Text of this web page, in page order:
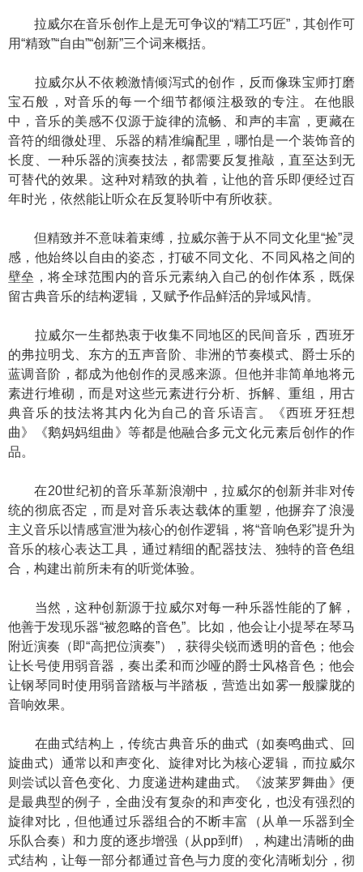
拉威尔在音乐创作上是无可争议的“精工巧匠”，其创作可
用“精致”“自由”“创新”三个词来概括。
拉威尔从不依赖激情倾泻式的创作，反而像珠宝师打磨
宝石般，对音乐的每一个细节都倾注极致的专注。在他眼
中，音乐的美感不仅源于旋律的流畅、和声的丰富，更藏在
音符的细微处理、乐器的精准编配里，哪怕是一个装饰音的
长度、一种乐器的演奏技法，都需要反复推敲，直至达到无
可替代的效果。这种对精致的执着，让他的音乐即便经过百
年时光，依然能让听众在反复聆听中有所收获。
但精致并不意味着束缚，拉威尔善于从不同文化里“捡”灵
感，他始终以自由的姿态，打破不同文化、不同风格之间的
壁垒，将全球范围内的音乐元素纳入自己的创作体系，既保
留古典音乐的结构逻辑，又赋予作品鲜活的异域风情。
拉威尔一生都热衷于收集不同地区的民间音乐，西班牙
的弗拉明戈、东方的五声音阶、非洲的节奏模式、爵士乐的
蓝调音阶，都成为他创作的灵感来源。但他并非简单地将元
素进行堆砌，而是对这些元素进行分析、拆解、重组，用古
典音乐的技法将其内化为自己的音乐语言。《西班牙狂想
曲》《鹅妈妈组曲》等都是他融合多元文化元素后创作的作
品。
在20世纪初的音乐革新浪潮中，拉威尔的创新并非对传
统的彻底否定，而是对音乐表达载体的重塑，他摒弃了浪漫
主义音乐以情感宣泄为核心的创作逻辑，将“音响色彩”提升为
音乐的核心表达工具，通过精细的配器技法、独特的音色组
合，构建出前所未有的听觉体验。
当然，这种创新源于拉威尔对每一种乐器性能的了解，
他善于发现乐器“被忽略的音色”。比如，他会让小提琴在琴马
附近演奏（即“高把位演奏”），获得尖锐而透明的音色；他会
让长号使用弱音器，奏出柔和而沙哑的爵士风格音色；他会
让钢琴同时使用弱音踏板与半踏板，营造出如雾一般朦胧的
音响效果。
在曲式结构上，传统古典音乐的曲式（如奏鸣曲式、回
旋曲式）通常以和声变化、旋律对比为核心逻辑，而拉威尔
则尝试以音色变化、力度递进构建曲式。《波莱罗舞曲》便
是最典型的例子，全曲没有复杂的和声变化，也没有强烈的
旋律对比，但他通过乐器组合的不断丰富（从单一乐器到全
乐队合奏）和力度的逐步增强（从pp到ff），构建出清晰的曲
式结构，让每一部分都通过音色与力度的变化清晰划分，彻